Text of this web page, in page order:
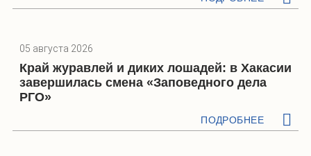
05 августа 2026
Край журавлей и диких лошадей: в Хакасии
завершилась смена «Заповедного дела
РГО»
ПОДРОБНЕЕ